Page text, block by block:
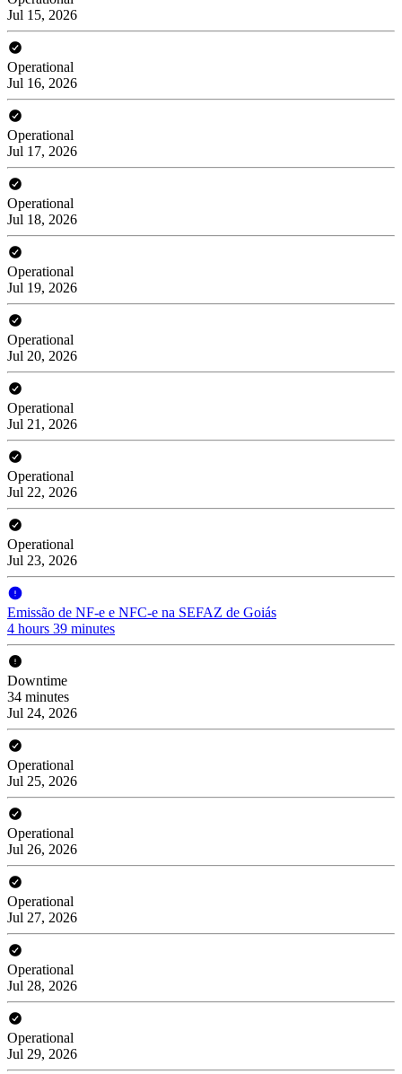
Jul 15, 2026
Operational
Jul 16, 2026
Operational
Jul 17, 2026
Operational
Jul 18, 2026
Operational
Jul 19, 2026
Operational
Jul 20, 2026
Operational
Jul 21, 2026
Operational
Jul 22, 2026
Operational
Jul 23, 2026
Emissão de NF-e e NFC-e na SEFAZ de Goiás
4 hours 39 minutes
Downtime
34 minutes
Jul 24, 2026
Operational
Jul 25, 2026
Operational
Jul 26, 2026
Operational
Jul 27, 2026
Operational
Jul 28, 2026
Operational
Jul 29, 2026